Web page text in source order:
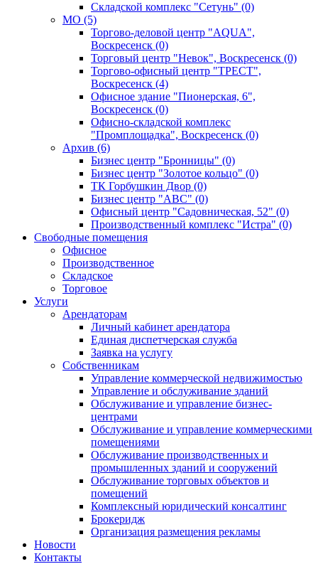
Складской комплекс "Сетунь" (0)
MO (5)
Торгово-деловой центр "AQUA",
Воскресенск (0)
Торговый центр "Невок", Воскресенск (0)
Торгово-офисный центр "ТРЕСТ",
Воскресенск (4)
Офисное здание "Пионерская, 6",
Воскресенск (0)
Офисно-складской комплекс
"Промплощадка", Воскресенск (0)
Архив (6)
Бизнес центр "Бронницы" (0)
Бизнес центр "Золотое кольцо" (0)
ТК Горбушкин Двор (0)
Бизнес центр "АВС" (0)
Офисный центр "Садовническая, 52" (0)
Производственный комплекс "Истра" (0)
Свободные помещения
Офисное
Производственное
Складское
Торговое
Услуги
Арендаторам
Личный кабинет арендатора
Единая диспетчерская служба
Заявка на услугу
Собственникам
Управление коммерческой недвижимостью
Управление и обслуживание зданий
Обслуживание и управление бизнес-
центрами
Обслуживание и управление коммерческими
помещениями
Обслуживание производственных и
промышленных зданий и сооружений
Обслуживание торговых объектов и
помещений
Комплексный юридический консалтинг
Брокеридж
Организация размещения рекламы
Новости
Контакты